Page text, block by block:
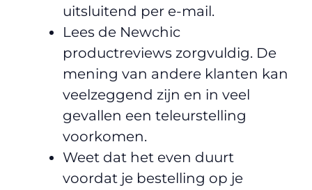
uitsluitend per e-mail.
Lees de Newchic
productreviews zorgvuldig. De
mening van andere klanten kan
veelzeggend zijn en in veel
gevallen een teleurstelling
voorkomen.
Weet dat het even duurt
voordat je bestelling op je